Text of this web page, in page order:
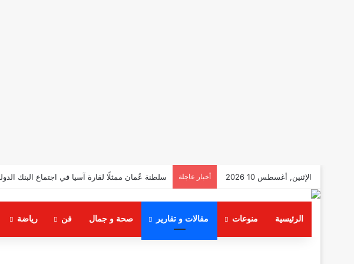
الإثنين, أغسطس 10 2026 أخبار عاجلة سلطنة عُمان ممثلًا لقارة آسيا في اجتماع البنك
الرئيسية منوعات مقالات و تقارير صحة و جمال فن رياضة